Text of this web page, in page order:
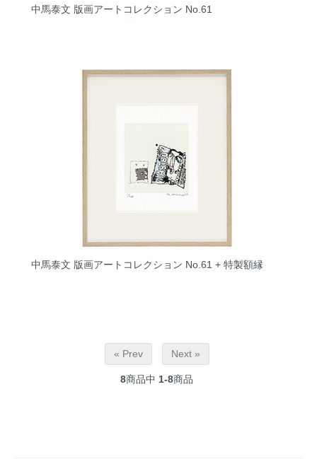
中馬泰文 版画アートコレクション No.61
中馬泰文 版画アートコレクション No.61 + 特製額縁
« Prev Next »
8商品中 1-8商品